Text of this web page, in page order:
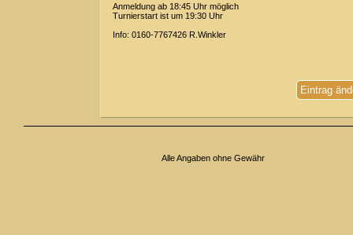
Anmeldung ab 18:45 Uhr möglich
Turnierstart ist um 19:30 Uhr
Info: 0160-7767426 R.Winkler
Eintrag
Alle Angaben ohne Gewähr